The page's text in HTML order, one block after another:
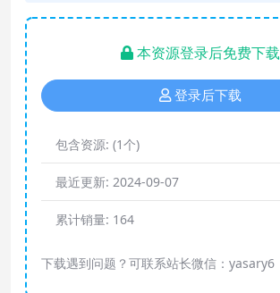
本资源登录后免费下载
登录后下载
包含资源: (1个)
最近更新: 2024-09-07
累计销量: 164
下载遇到问题？可联系站长微信：yasary6